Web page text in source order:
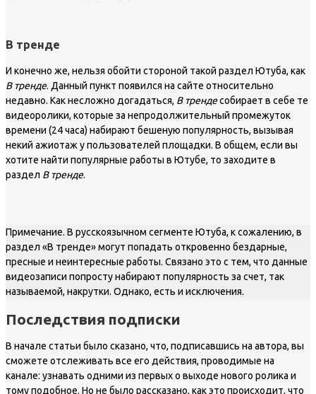
В тренде
И конечно же, нельзя обойти стороной такой раздел Ютуба, как
В тренде. Данный пункт появился на сайте относительно
недавно. Как несложно догадаться, В трендесобирает в себе те
видеоролики, которые за непродолжительный промежуток
времени (24 часа) набирают бешеную популярность, вызывая
некий ажиотаж у пользователей площадки. В общем, если вы
хотите найти популярные работы в Ютубе, то заходите в
раздел В тренде.
Примечание. В русскоязычном сегменте Ютуба, к сожалению, в
раздел «В тренде» могут попадать откровенно бездарные,
пресные и неинтересные работы. Связано это с тем, что данные
видеозаписи попросту набирают популярность за счет, так
называемой, накрутки. Однако, есть и исключения.
Последствия подписки
В начале статьи было сказано, что, подписавшись на автора, вы
сможете отслеживать все его действия, проводимые на
канале: узнавать одними из первых о выходе нового ролика и
тому подобное. Но не было рассказано, как это происходит, что